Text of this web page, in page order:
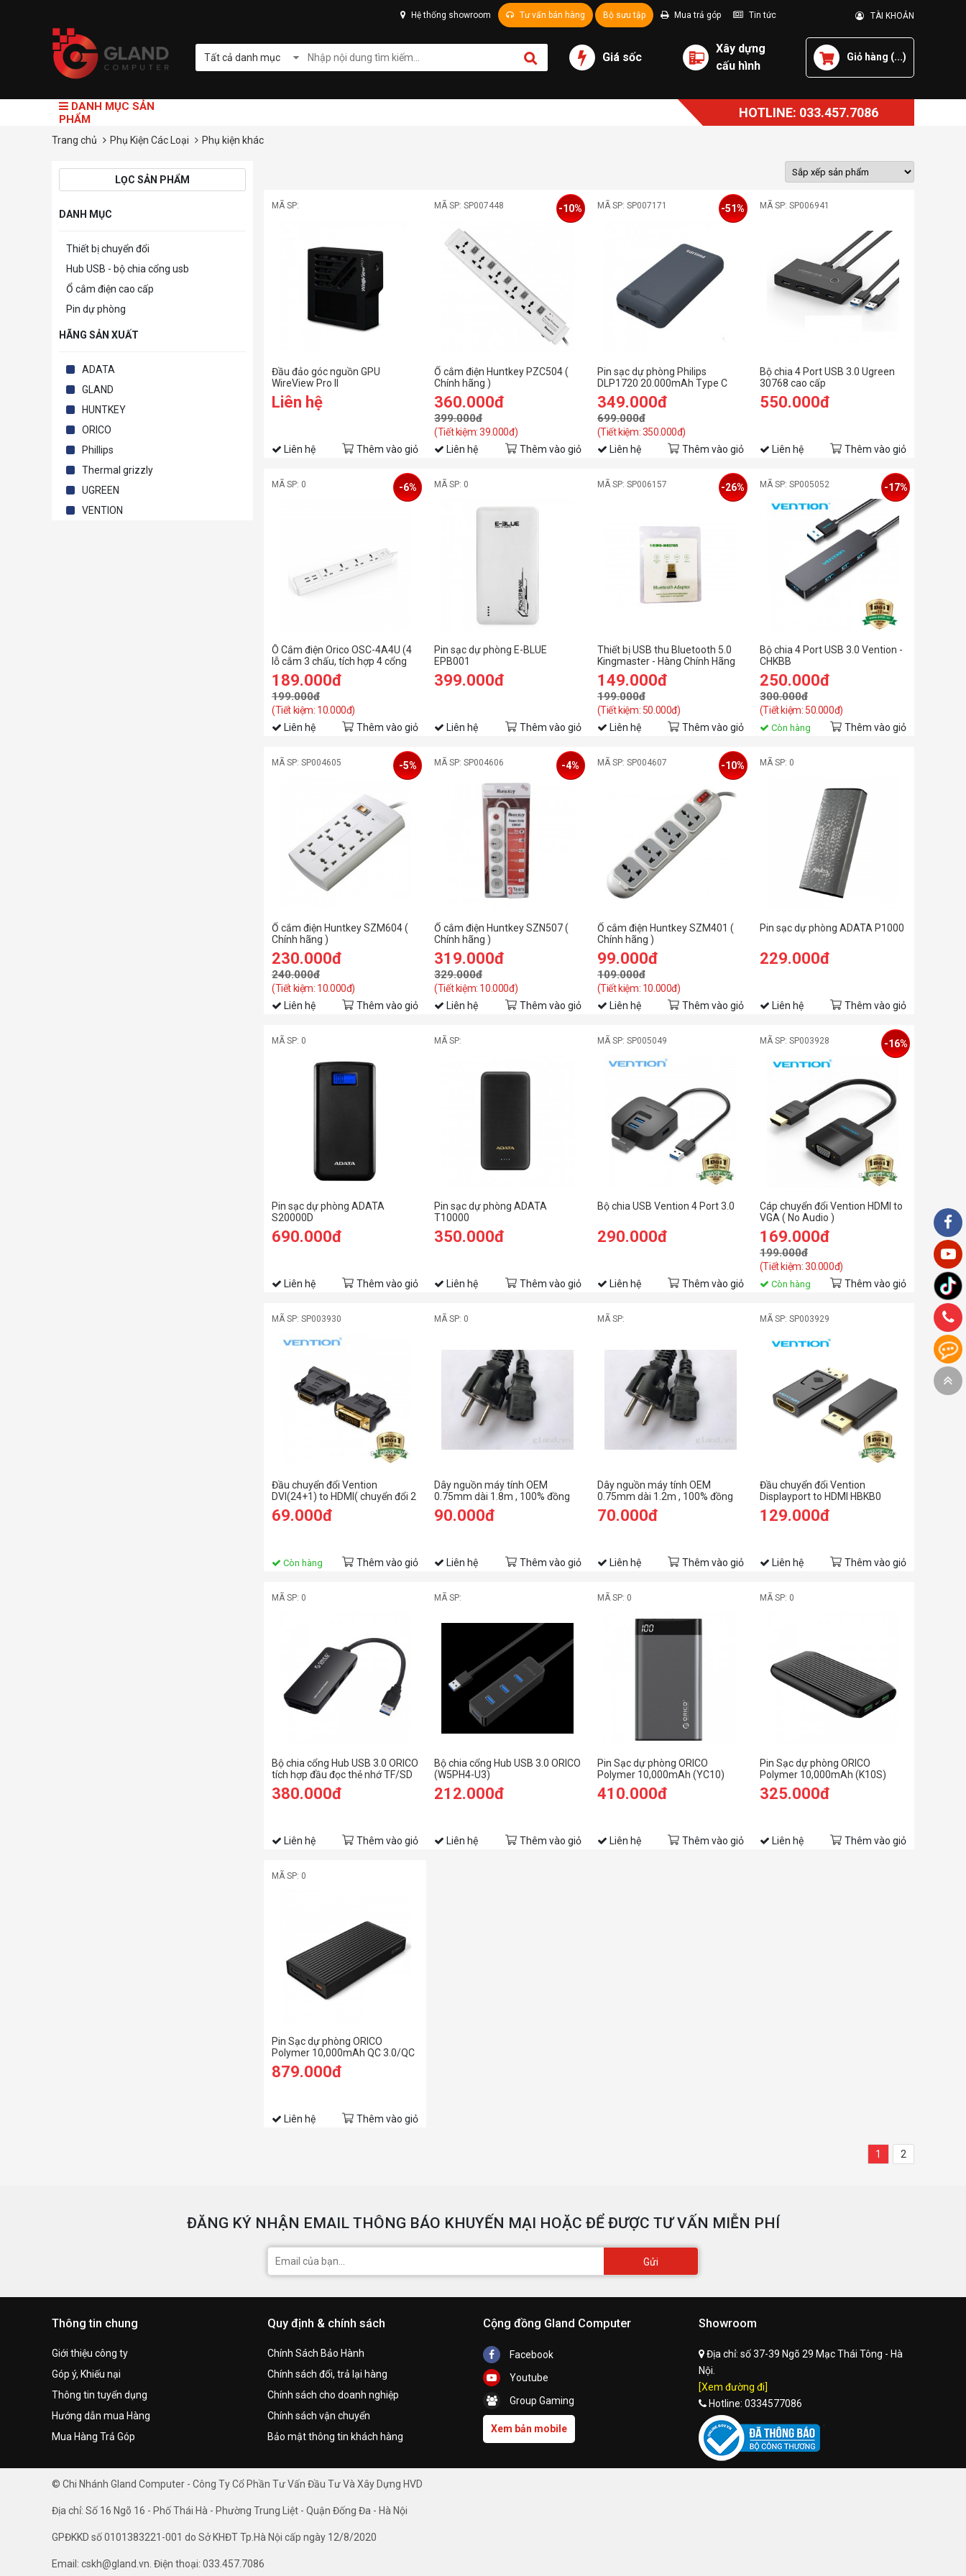
Hệ thống showroom Tư vấn bán hàng Bộ sưu tập Mua trả góp Tin tức TÀI KHOẢN
Tất cả danh mục Giá sốc
Xây dựng
cấu hình
Giỏ hàng (...)
DANH MỤC SẢN
PHẨM
HOTLINE: 033.457.7086
Trang chủ Phụ Kiện Các Loại Phụ kiện khác
LỌC SẢN PHẨM
DANH MỤC
Thiết bị chuyển đổi
Hub USB - bộ chia cổng usb
Ổ cắm điện cao cấp
Pin dự phòng
HÃNG SẢN XUẤT
ADATA
GLAND
HUNTKEY
ORICO
Phillips
Thermal grizzly
UGREEN
VENTION
MÃ SP:
Đầu đảo góc nguồn GPU
WireView Pro II
Liên hệ
Liên hệ Thêm vào giỏ
MÃ SP: SP007448
Ổ cắm điện Huntkey PZC504 (
Chính hãng )
360.000đ
399.000đ
(Tiết kiệm: 39.000đ)
-10%
Liên hệ Thêm vào giỏ
MÃ SP: SP007171
Pin sạc dự phòng Philips
DLP1720 20.000mAh Type C
349.000đ
699.000đ
(Tiết kiệm: 350.000đ)
-51%
Liên hệ Thêm vào giỏ
MÃ SP: SP006941
Bộ chia 4 Port USB 3.0 Ugreen
30768 cao cấp
550.000đ
Liên hệ Thêm vào giỏ
MÃ SP: 0
Ô Cắm điện Orico OSC-4A4U (4
lỗ cắm 3 chấu, tích hợp 4 cổng
sạc USB 2.4A)
189.000đ
199.000đ
(Tiết kiệm: 10.000đ)
-6%
Liên hệ Thêm vào giỏ
MÃ SP: 0
Pin sạc dự phòng E-BLUE
EPB001
399.000đ
Liên hệ Thêm vào giỏ
MÃ SP: SP006157
Thiết bị USB thu Bluetooth 5.0
Kingmaster - Hàng Chính Hãng
149.000đ
199.000đ
(Tiết kiệm: 50.000đ)
-26%
Liên hệ Thêm vào giỏ
MÃ SP: SP005052
Bộ chia 4 Port USB 3.0 Vention -
CHKBB
250.000đ
300.000đ
(Tiết kiệm: 50.000đ)
-17%
Còn hàng Thêm vào giỏ
MÃ SP: SP004605
Ổ cắm điện Huntkey SZM604 (
Chính hãng )
230.000đ
240.000đ
(Tiết kiệm: 10.000đ)
-5%
Liên hệ Thêm vào giỏ
MÃ SP: SP004606
Ổ cắm điện Huntkey SZN507 (
Chính hãng )
319.000đ
329.000đ
(Tiết kiệm: 10.000đ)
-4%
Liên hệ Thêm vào giỏ
MÃ SP: SP004607
Ổ cắm điện Huntkey SZM401 (
Chính hãng )
99.000đ
109.000đ
(Tiết kiệm: 10.000đ)
-10%
Liên hệ Thêm vào giỏ
MÃ SP: 0
Pin sạc dự phòng ADATA P1000
229.000đ
Liên hệ Thêm vào giỏ
MÃ SP: 0
Pin sạc dự phòng ADATA
S20000D
690.000đ
Liên hệ Thêm vào giỏ
MÃ SP:
Pin sạc dự phòng ADATA
T10000
350.000đ
Liên hệ Thêm vào giỏ
MÃ SP: SP005049
Bộ chia USB Vention 4 Port 3.0
290.000đ
Liên hệ Thêm vào giỏ
MÃ SP: SP003928
Cáp chuyển đổi Vention HDMI to
VGA ( No Audio )
169.000đ
199.000đ
(Tiết kiệm: 30.000đ)
-16%
Còn hàng Thêm vào giỏ
MÃ SP: SP003930
Đầu chuyển đổi Vention
DVI(24+1) to HDMI( chuyển đổi 2
chiều)
69.000đ
Còn hàng Thêm vào giỏ
MÃ SP: 0
Dây nguồn máy tính OEM
0.75mm dài 1.8m , 100% đồng
90.000đ
Liên hệ Thêm vào giỏ
MÃ SP:
Dây nguồn máy tính OEM
0.75mm dài 1.2m , 100% đồng
70.000đ
Liên hệ Thêm vào giỏ
MÃ SP: SP003929
Đầu chuyển đổi Vention
Displayport to HDMI HBKB0
129.000đ
Liên hệ Thêm vào giỏ
MÃ SP: 0
Bộ chia cổng Hub USB 3.0 ORICO
tích hợp đầu đọc thẻ nhớ TF/SD
(H3TS-U3)
380.000đ
Liên hệ Thêm vào giỏ
MÃ SP:
Bộ chia cổng Hub USB 3.0 ORICO
(W5PH4-U3)
212.000đ
Liên hệ Thêm vào giỏ
MÃ SP: 0
Pin Sạc dự phòng ORICO
Polymer 10,000mAh (YC10)
410.000đ
Liên hệ Thêm vào giỏ
MÃ SP: 0
Pin Sạc dự phòng ORICO
Polymer 10,000mAh (K10S)
325.000đ
Liên hệ Thêm vào giỏ
MÃ SP: 0
Pin Sạc dự phòng ORICO
Polymer 10,000mAh QC 3.0/QC
2.0/Type C (K20000)
879.000đ
Liên hệ Thêm vào giỏ
1 2
ĐĂNG KÝ NHẬN EMAIL THÔNG BÁO KHUYẾN MẠI HOẶC ĐỂ ĐƯỢC TƯ VẤN MIỄN PHÍ
Gửi
Thông tin chung
Giới thiệu công ty
Góp ý, Khiếu nại
Thông tin tuyển dụng
Hướng dẫn mua Hàng
Mua Hàng Trả Góp
Quy định & chính sách
Chính Sách Bảo Hành
Chính sách đổi, trả lại hàng
Chính sách cho doanh nghiệp
Chính sách vận chuyển
Bảo mật thông tin khách hàng
Cộng đồng Gland Computer
Facebook
Youtube
Group Gaming
Xem bản mobile
Showroom
Địa chỉ: số 37-39 Ngõ 29 Mạc Thái Tông - Hà
Nội.
[Xem đường đi]
Hotline: 0334577086
© Chi Nhánh Gland Computer - Công Ty Cổ Phần Tư Vấn Đầu Tư Và Xây Dựng HVD
Địa chỉ: Số 16 Ngõ 16 - Phố Thái Hà - Phường Trung Liệt - Quận Đống Đa - Hà Nội
GPĐKKD số 0101383221-001 do Sở KHĐT Tp.Hà Nội cấp ngày 12/8/2020
Email: cskh@gland.vn. Điện thoại: 033.457.7086